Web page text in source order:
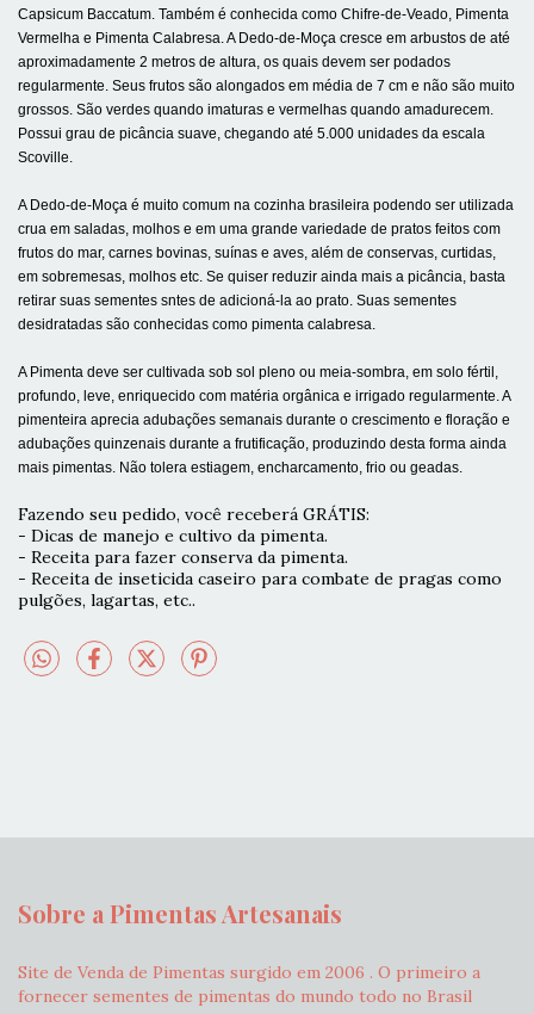
Capsicum Baccatum. Também é conhecida como Chifre-de-Veado, Pimenta
Vermelha e Pimenta Calabresa. A Dedo-de-Moça cresce em arbustos de até
aproximadamente 2 metros de altura, os quais devem ser podados
regularmente. Seus frutos são alongados em média de 7 cm e não são muito
grossos. São verdes quando imaturas e vermelhas quando amadurecem.
Possui grau de picância suave, chegando até 5.000 unidades da escala
Scoville.
A Dedo-de-Moça é muito comum na cozinha brasileira podendo ser utilizada
crua em saladas, molhos e em uma grande variedade de pratos feitos com
frutos do mar, carnes bovinas, suínas e aves, além de conservas, curtidas,
em sobremesas, molhos etc. Se quiser reduzir ainda mais a picância, basta
retirar suas sementes sntes de adicioná-la ao prato. Suas sementes
desidratadas são conhecidas como pimenta calabresa.
A Pimenta deve ser cultivada sob sol pleno ou meia-sombra, em solo fértil,
profundo, leve, enriquecido com matéria orgânica e irrigado regularmente. A
pimenteira aprecia adubações semanais durante o crescimento e floração e
adubações quinzenais durante a frutificação, produzindo desta forma ainda
mais pimentas. Não tolera estiagem, encharcamento, frio ou geadas.
Fazendo seu pedido, você receberá GRÁTIS:
- Dicas de manejo e cultivo da pimenta.
- Receita para fazer conserva da pimenta.
- Receita de inseticida caseiro para combate de pragas como
pulgões, lagartas, etc..
Sobre a Pimentas Artesanais
Site de Venda de Pimentas surgido em 2006 . O primeiro a
fornecer sementes de pimentas do mundo todo no Brasil